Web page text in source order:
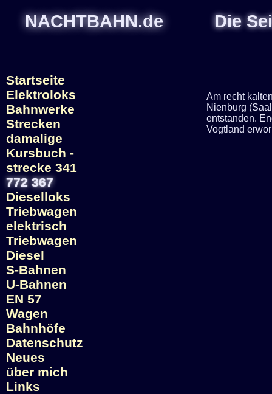
NACHTBAHN.de Die
Startseite
Elektroloks
Bahnwerke
Strecken
damalige
Kursbuch -
strecke 341
772 367
Dieselloks
Triebwagen
elektrisch
Triebwagen
Diesel
S-Bahnen
U-Bahnen
EN 57
Wagen
Bahnhöfe
Datenschutz
Neues
über mich
Links
Am recht
Nienburg
entstanden.
Vogtland